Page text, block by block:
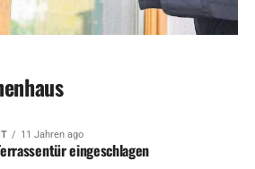
11 Jahren ago
eingeschlagen